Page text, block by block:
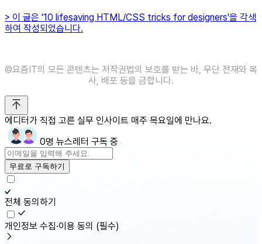
> 이 글은 '10 lifesaving HTML/CSS tricks for designers'을 각색
하여 작성되었습니다.
©️요즘IT의 모든 콘텐츠는 저작권법의 보호를 받는 바, 무단 전재와 복
사, 배포 등을 금합니다.
에디터가 직접 고른 실무 인사이트 매주 목요일에 만나요.
0명 뉴스레터 구독 중
무료로 구독하기
전체 동의하기
개인정보 수집·이용 동의 (필수)